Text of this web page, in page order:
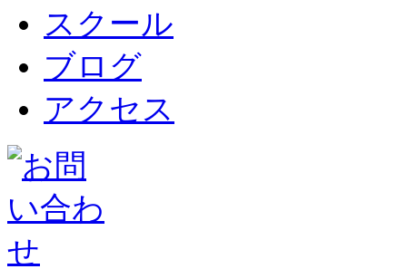
スクール
ブログ
アクセス